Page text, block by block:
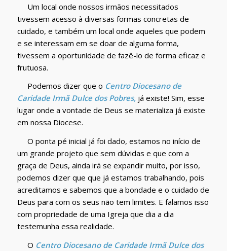
Um local onde nossos irmãos necessitados
tivessem acesso à diversas formas concretas de
cuidado, e também um local onde aqueles que podem
e se interessam em se doar de alguma forma,
tivessem a oportunidade de fazê-lo de forma eficaz e
frutuosa.
Podemos dizer que o Centro Diocesano de
Caridade Irmã Dulce dos Pobres,já existe! Sim, esse
lugar onde a vontade de Deus se materializa já existe
em nossa Diocese.
O ponta pé inicial já foi dado, estamos no início de
um grande projeto que sem dúvidas e que com a
graça de Deus, ainda irá se expandir muito, por isso,
podemos dizer que que já estamos trabalhando, pois
acreditamos e sabemos que a bondade e o cuidado de
Deus para com os seus não tem limites. E falamos isso
com propriedade de uma Igreja que dia a dia
testemunha essa realidade.
O Centro Diocesano de Caridade Irmã Dulce dos